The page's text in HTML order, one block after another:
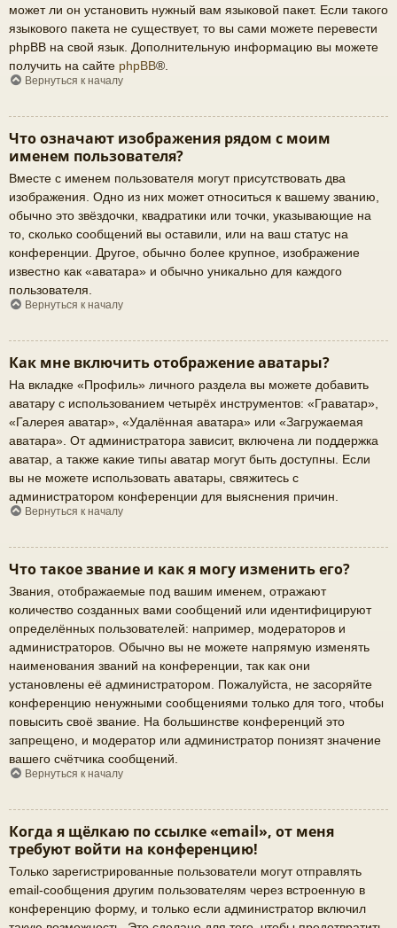
может ли он установить нужный вам языковой пакет. Если такого
языкового пакета не существует, то вы сами можете перевести
phpBB на свой язык. Дополнительную информацию вы можете
получить на сайте phpBB®.
Вернуться к началу
Что означают изображения рядом с моим
именем пользователя?
Вместе с именем пользователя могут присутствовать два
изображения. Одно из них может относиться к вашему званию,
обычно это звёздочки, квадратики или точки, указывающие на
то, сколько сообщений вы оставили, или на ваш статус на
конференции. Другое, обычно более крупное, изображение
известно как «аватара» и обычно уникально для каждого
пользователя.
Вернуться к началу
Как мне включить отображение аватары?
На вкладке «Профиль» личного раздела вы можете добавить
аватару с использованием четырёх инструментов: «Граватар»,
«Галерея аватар», «Удалённая аватара» или «Загружаемая
аватара». От администратора зависит, включена ли поддержка
аватар, а также какие типы аватар могут быть доступны. Если
вы не можете использовать аватары, свяжитесь с
администратором конференции для выяснения причин.
Вернуться к началу
Что такое звание и как я могу изменить его?
Звания, отображаемые под вашим именем, отражают
количество созданных вами сообщений или идентифицируют
определённых пользователей: например, модераторов и
администраторов. Обычно вы не можете напрямую изменять
наименования званий на конференции, так как они
установлены её администратором. Пожалуйста, не засоряйте
конференцию ненужными сообщениями только для того, чтобы
повысить своё звание. На большинстве конференций это
запрещено, и модератор или администратор понизят значение
вашего счётчика сообщений.
Вернуться к началу
Когда я щёлкаю по ссылке «email», от меня
требуют войти на конференцию!
Только зарегистрированные пользователи могут отправлять
email-сообщения другим пользователям через встроенную в
конференцию форму, и только если администратор включил